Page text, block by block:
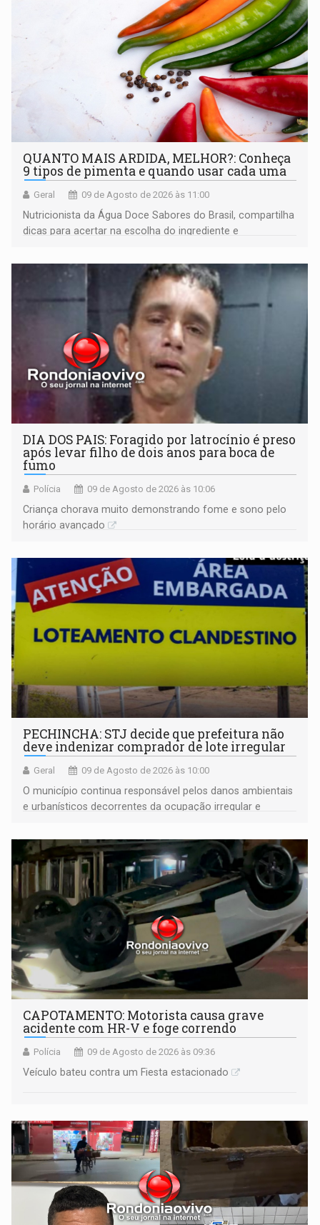
QUANTO MAIS ARDIDA, MELHOR?: Conheça
9 tipos de pimenta e quando usar cada uma
Geral 09 de Agosto de 2026 às 11:00
Nutricionista da Água Doce Sabores do Brasil, compartilha
dicas para acertar na escolha do ingrediente e
DIA DOS PAIS: Foragido por latrocínio é preso
após levar filho de dois anos para boca de
fumo
Polícia 09 de Agosto de 2026 às 10:06
Criança chorava muito demonstrando fome e sono pelo
horário avançado
PECHINCHA: STJ decide que prefeitura não
deve indenizar comprador de lote irregular
Geral 09 de Agosto de 2026 às 10:00
O município continua responsável pelos danos ambientais
e urbanísticos decorrentes da ocupação irregular e
CAPOTAMENTO: Motorista causa grave
acidente com HR-V e foge correndo
Polícia 09 de Agosto de 2026 às 09:36
Veículo bateu contra um Fiesta estacionado